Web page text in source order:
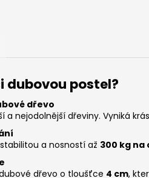
dubovou postel?
dřevo
a nejodolnější dřeviny. Vyniká
a nosností až 300 kg na
dřevo o tloušťce 4 cm,